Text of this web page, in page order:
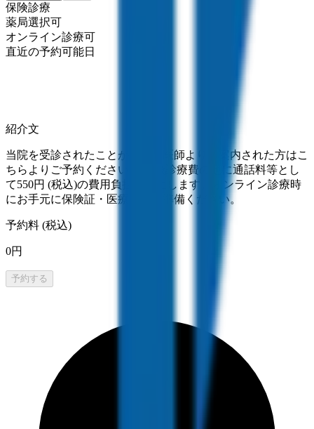
保険診療
薬局選択可
オンライン診療可
直近の予約可能日
紹介文
当院を受診されたことがあり、医師よりご案内された方はこ
ちらよりご予約ください。 保険診療費の他に通話料等とし
て550円 (税込)の費用負担が発生します。オンライン診療時
にお手元に保険証・医療証をご準備ください。
予約料 (税込)
0円
予約する